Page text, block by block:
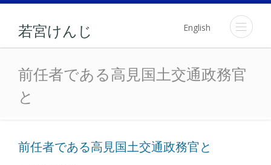
若宮けんじ English
前任者である高見国土交
前任者である高見国土交通政務官
と
前任者である高見国土交通政務官と